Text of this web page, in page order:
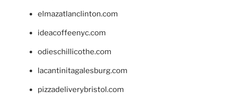
elmazatlanclinton.com
ideacoffeenyc.com
odieschillicothe.com
lacantinitagalesburg.com
pizzadeliverybristol.com